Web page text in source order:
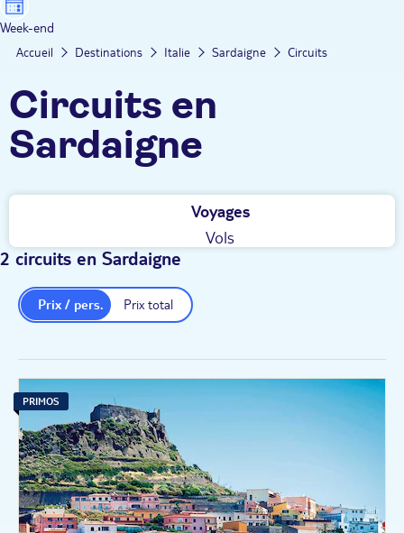
Week-end
Accueil Destinations Italie Sardaigne Circuits
Circuits en
Sardaigne
Voyages
Vols
2 circuits en Sardaigne
Prix total
Prix / pers.
PRIMOS